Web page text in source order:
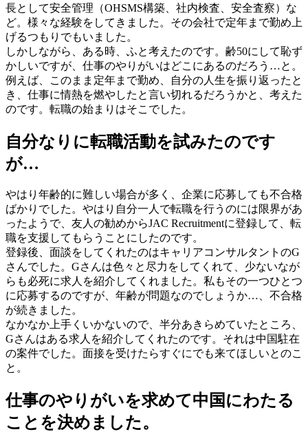
長として安全管理（OHSMS構築、社内検査、安全査察）な
ど。様々な経験をしてきました。その会社で定年まで勤め上
げるつもりでもいました。
しかしながら、ある時、ふと考えたのです。齢50にして恥ず
かしいですが、仕事のやりがいはどこにあるのだろう…と。
例えば、このまま定年まで勤め、自分の人生を振り返ったと
き、仕事に情熱を燃やしたと言い切れるだろうかと、考えた
のです。転職の始まりはそこでした。
自分なりに転職活動を試みたのです
が…
やはり年齢的に難しい場合が多く、企業に応募しても不合格
ばかりでした。やはり自分一人で転職を行うのには限界があ
ったようで、友人の勧めからJAC Recruitmentに登録して、転
職を支援してもらうことにしたのです。
登録後、面談をしてくれたのはキャリアコンサルタントのG
さんでした。Gさんは色々と尽力をしてくれて、少ないなが
らも必死に求人を紹介してくれました。私もその一つひとつ
に応募するのですが、年齢が問題なのでしょうか…、不合格
が続きました。
なかなか上手くいかないので、半分あきらめていたところ、
Gさんはある求人を紹介してくれたのです。それは中国駐在
の案件でした。面接を受けたらすぐにでも来てほしいとのこ
と。
仕事のやりがいを求めて中国にわたる
ことを決めました。